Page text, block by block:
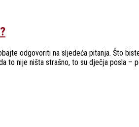
odgovoriti na sljedeća pitanja. Što
to nije ništa strašno, to su dječja posla –